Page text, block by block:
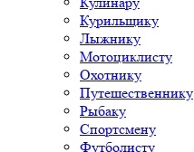
Курильщику
Лыжнику
Мотоциклисту
Охотнику
Путешественнику
Рыбаку
Спортсмену
Футболисту